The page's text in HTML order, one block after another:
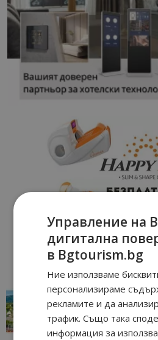
“Пощенска
отвъд очакваното
Петрич 11/07/2026
Управление на
дигитална
в Bgtourism.bg
Ние използваме
персонализираме
рекламите и да
трафик. Също така
информация за